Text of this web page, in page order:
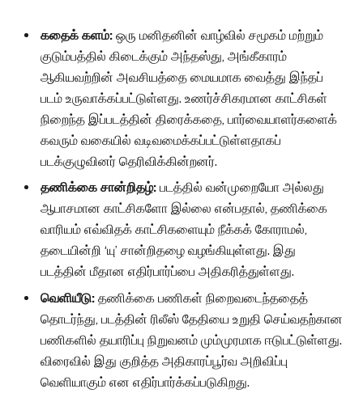
கதைக் களம்: ஒரு மனிதனின் வாழ்வில் சமூகம் மற்றும்
குடும்பத்தில் கிடைக்கும் அந்தஸ்து, அங்கீகாரம்
ஆகியவற்றின் அவசியத்தை மையமாக வைத்து இந்தப்
படம் உருவாக்கப்பட்டுள்ளது. உணர்ச்சிகரமான காட்சிகள்
நிறைந்த இப்படத்தின் திரைக்கதை, பார்வையாளர்களைக்
கவரும் வகையில் வடிவமைக்கப்பட்டுள்ளதாகப்
படக்குழுவினர் தெரிவிக்கின்றனர்.
தணிக்கை சான்றிதழ்: படத்தில் வன்முறையோ அல்லது
ஆபாசமான காட்சிகளோ இல்லை என்பதால், தணிக்கை
வாரியம் எவ்விதக் காட்சிகளையும் நீக்கக் கோராமல்,
தடையின்றி ‘யு’ சான்றிதழை வழங்கியுள்ளது. இது
படத்தின் மீதான எதிர்பார்ப்பை அதிகரித்துள்ளது.
வெளியீடு: தணிக்கை பணிகள் நிறைவடைந்ததைத்
தொடர்ந்து, படத்தின் ரிலீஸ் தேதியை உறுதி செய்வதற்கான
பணிகளில் தயாரிப்பு நிறுவனம் மும்முரமாக ஈடுபட்டுள்ளது.
விரைவில் இது குறித்த அதிகாரப்பூர்வ அறிவிப்பு
வெளியாகும் என எதிர்பார்க்கப்படுகிறது.